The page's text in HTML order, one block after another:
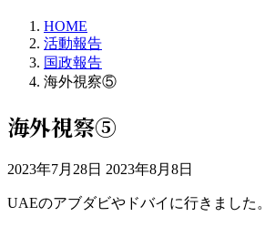
HOME
活動報告
国政報告
海外視察⑤
海外視察⑤
2023年7月28日 最
更
2023年8月8日
UAEのアブダビやドバイに行きました。